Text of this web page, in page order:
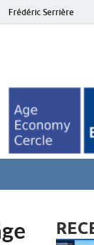
Frédéric Serrière